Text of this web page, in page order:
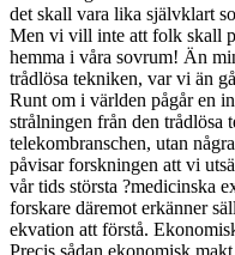
det skall vara lika självklart
Men vi vill inte att folk skall
hemma i våra sovrum! Än
trådlösa tekniken, var vi än
Runt om i världen pågår en
strålningen från den trådlösa
telekombranschen, utan
påvisar forskningen att vi
vår tids största ?medicinska
forskare däremot erkänner
ekvation att förstå.
Precis sådan ekonomisk